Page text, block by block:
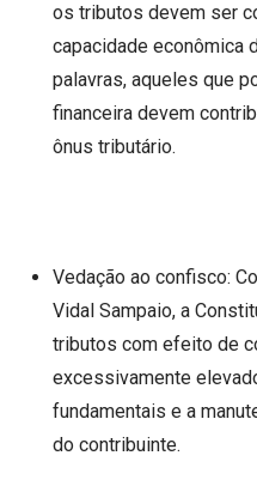
os tributos devem ser
capacidade econômica
palavras, aqueles que
financeira devem
ônus tributário.
Vedação ao confisco:
Vidal Sampaio, a
tributos com efeito de
excessivamente
fundamentais e a
do contribuinte.